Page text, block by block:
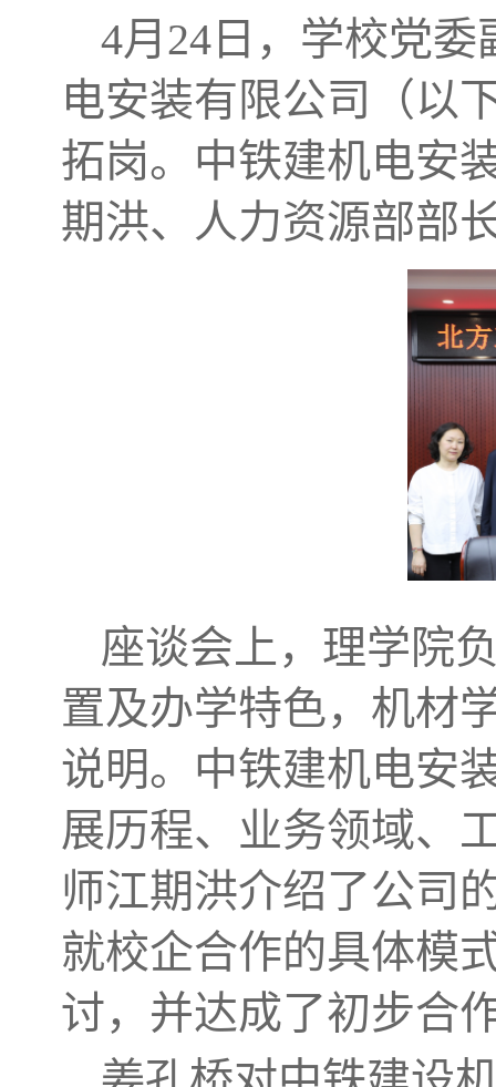
4月24日，学校党
电安装有限公司（以
拓岗。中铁建机电安
期洪、人力资源部部
座谈会上，理学院
置及办学特色，机材
说明。中铁建机电安
展历程、业务领域、
师江期洪介绍了公司
就校企合作的具体模
讨，并达成了初步合